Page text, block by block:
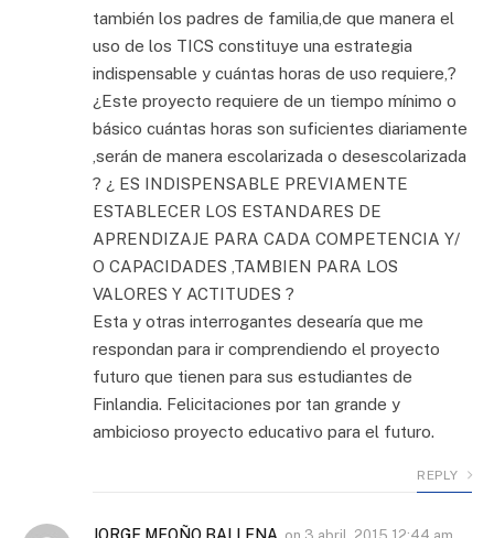
también los padres de familia,de que manera el
uso de los TICS constituye una estrategia
indispensable y cuántas horas de uso requiere,?
¿Este proyecto requiere de un tiempo mínimo o
básico cuántas horas son suficientes diariamente
,serán de manera escolarizada o desescolarizada
? ¿ ES INDISPENSABLE PREVIAMENTE
ESTABLECER LOS ESTANDARES DE
APRENDIZAJE PARA CADA COMPETENCIA Y/
O CAPACIDADES ,TAMBIEN PARA LOS
VALORES Y ACTITUDES ?
Esta y otras interrogantes desearía que me
respondan para ir comprendiendo el proyecto
futuro que tienen para sus estudiantes de
Finlandia. Felicitaciones por tan grande y
ambicioso proyecto educativo para el futuro.
REPLY
JORGE MEOÑO BALLENA